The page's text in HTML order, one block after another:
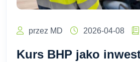
przez MD 2026-04-08
Kurs BHP jako